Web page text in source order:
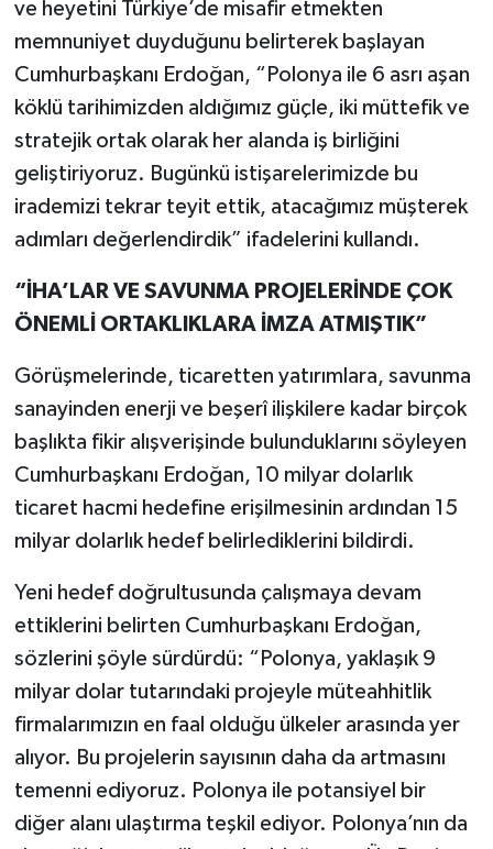
ve heyetini Türkiye’de misafir etmekten
memnuniyet duyduğunu belirterek başlayan
Cumhurbaşkanı Erdoğan, “Polonya ile 6 asrı aşan
köklü tarihimizden aldığımız güçle, iki müttefik ve
stratejik ortak olarak her alanda iş birliğini
geliştiriyoruz. Bugünkü istişarelerimizde bu
irademizi tekrar teyit ettik, atacağımız müşterek
adımları değerlendirdik” ifadelerini kullandı.
“İHA’LAR VE SAVUNMA PROJELERİNDE ÇOK
ÖNEMLİ ORTAKLIKLARA İMZA ATMIŞTIK”
Görüşmelerinde, ticaretten yatırımlara, savunma
sanayinden enerji ve beşerî ilişkilere kadar birçok
başlıkta fikir alışverişinde bulunduklarını söyleyen
Cumhurbaşkanı Erdoğan, 10 milyar dolarlık
ticaret hacmi hedefine erişilmesinin ardından 15
milyar dolarlık hedef belirlediklerini bildirdi.
Yeni hedef doğrultusunda çalışmaya devam
ettiklerini belirten Cumhurbaşkanı Erdoğan,
sözlerini şöyle sürdürdü: “Polonya, yaklaşık 9
milyar dolar tutarındaki projeyle müteahhitlik
firmalarımızın en faal olduğu ülkeler arasında yer
alıyor. Bu projelerin sayısının daha da artmasını
temenni ediyoruz. Polonya ile potansiyel bir
diğer alanı ulaştırma teşkil ediyor. Polonya’nın da